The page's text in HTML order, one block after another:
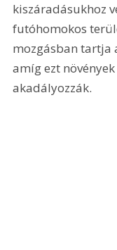
kiszáradásukhoz
futóhomokos
mozgásban tartja
amíg ezt
akadályozzák.